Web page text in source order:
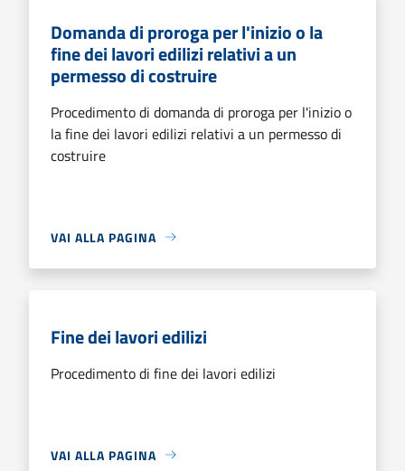
Domanda di proroga per l'inizio o la
fine dei lavori edilizi relativi a un
permesso di costruire
Procedimento di domanda di proroga per l'inizio o
la fine dei lavori edilizi relativi a un permesso di
costruire
VAI ALLA PAGINA
Fine dei lavori edilizi
Procedimento di fine dei lavori edilizi
VAI ALLA PAGINA